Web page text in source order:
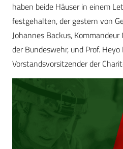
haben beide Häuser in einem
festgehalten, der gestern von
Johannes Backus,
der Bundeswehr, und Prof. Heyo
Vorstandsvorsitzender der